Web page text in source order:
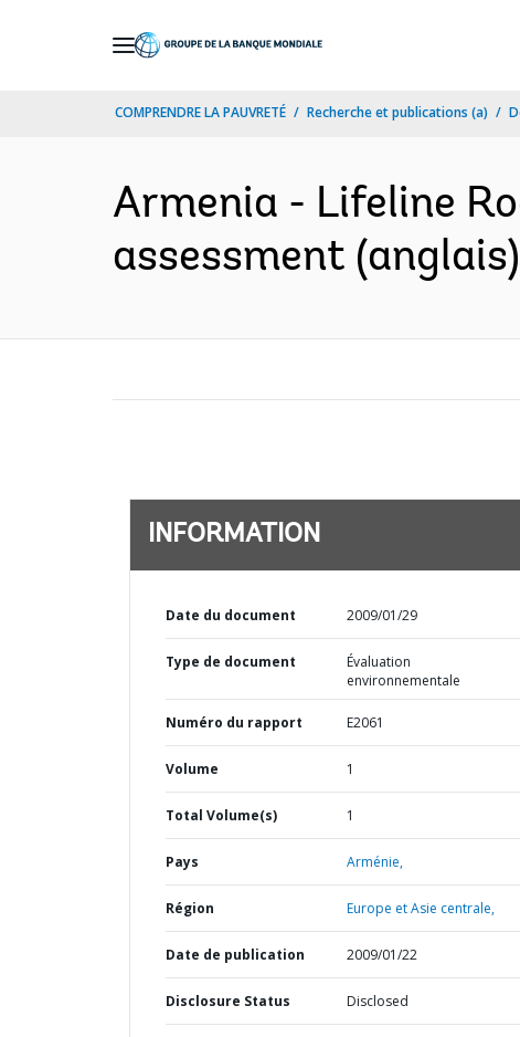
COMPRENDRE LA PAUVRETÉ Recherche et publications (a)
Armenia - Lifeline
assessment (anglais)
INFORMATION
Date du document 2009/01/29
Type de document
Évaluation
environnementale
Numéro du rapport E2061
Volume 1
Total Volume(s) 1
Pays Arménie,
Région Europe et Asie centrale,
Date de publication 2009/01/22
Disclosure Status Disclosed